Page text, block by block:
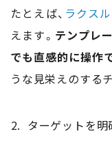
たとえば、 ラクスル
えます。 テンプレ
でも直感的に操作
うな見栄えのする
ターゲットを明